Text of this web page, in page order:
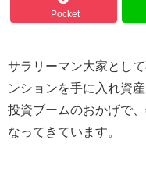
Pocket
サラリーマン大家とし
ンションを手に入れ資
投資ブームのおかげで
なってきています。